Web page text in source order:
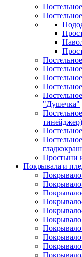
"Душечка"
тинейджер)
Простыни
Покрывала и